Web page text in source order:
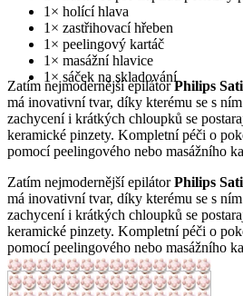
1× holící hlava
1× zastřihovací hřeben
1× peelingový kartáč
1× masážní hlavice
1× sáček na skladování
Zatím nejmodernější epilátorPhilips
má inovativní tvar, díky kterému se s
zachycení i krátkých chloupků se
keramické pinzety. Kompletní péči o
pomocí peelingového nebo masážního
Zatím nejmodernější epilátorPhilips
má inovativní tvar, díky kterému se s
zachycení i krátkých chloupků se
keramické pinzety. Kompletní péči o
pomocí peelingového nebo masážního